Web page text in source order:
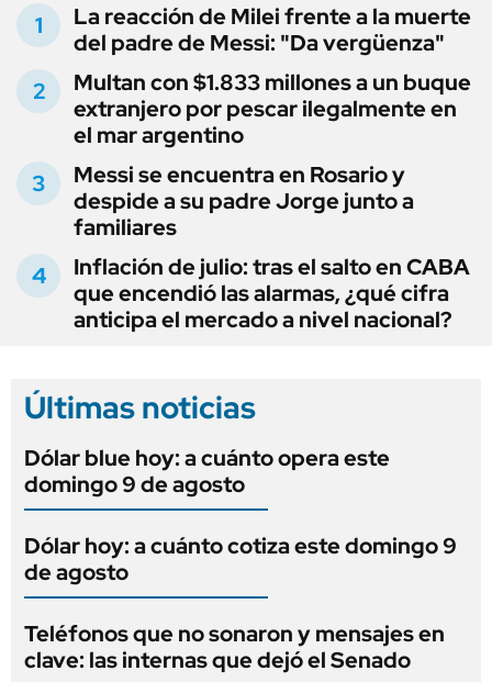
La reacción de Milei frente a la muerte
del padre de Messi: "Da vergüenza"
Multan con $1.833 millones a un buque
extranjero por pescar ilegalmente en
el mar argentino
Messi se encuentra en Rosario y
despide a su padre Jorge junto a
familiares
Inflación de julio: tras el salto en CABA
que encendió las alarmas, ¿qué cifra
anticipa el mercado a nivel nacional?
Últimas noticias
Dólar blue hoy: a cuánto opera este
domingo 9 de agosto
Dólar hoy: a cuánto cotiza este domingo 9
de agosto
Teléfonos que no sonaron y mensajes en
clave: las internas que dejó el Senado